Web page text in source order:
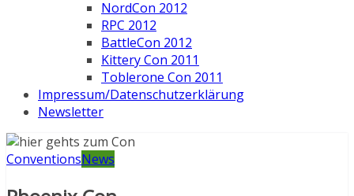
NordCon 2012
RPC 2012
BattleCon 2012
Kittery Con 2011
Toblerone Con 2011
Impressum/Datenschutzerklärung
Newsletter
ConventionsNews